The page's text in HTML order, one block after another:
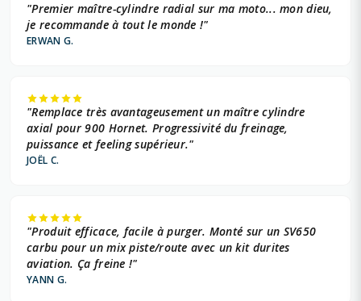
"Premier maître-cylindre radial sur ma moto... mon dieu,
je recommande à tout le monde !"
ERWAN G.
"Remplace très avantageusement un maître cylindre
axial pour 900 Hornet. Progressivité du freinage,
puissance et feeling supérieur."
JOËL C.
"Produit efficace, facile à purger. Monté sur un SV650
carbu pour un mix piste/route avec un kit durites
aviation. Ça freine !"
YANN G.